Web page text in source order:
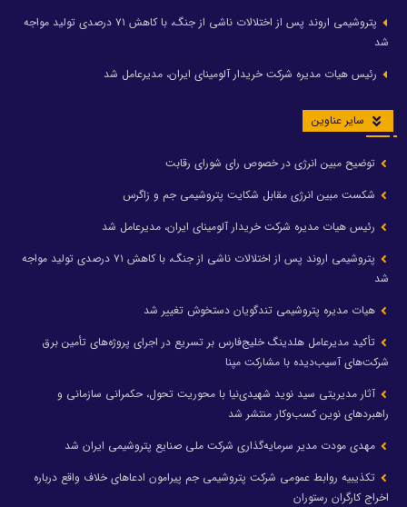
پتروشیمی اروند پس از اختلالات ناشی از جنگ، با کاهش ۷۱ درصدی تولید مواجه
شد
رئیس هیات مدیره شرکت خریدار آلومینای ایران، مدیرعامل شد
سایر عناوین
توضیح مبین انرژی در خصوص رای شورای رقابت
شکست مبین انرژی مقابل شکایت پتروشیمی جم و زاگرس
رئیس هیات مدیره شرکت خریدار آلومینای ایران، مدیرعامل شد
پتروشیمی اروند پس از اختلالات ناشی از جنگ، با کاهش ۷۱ درصدی تولید مواجه
شد
هیات مدیره پتروشیمی تندگویان دستخوش تغییر شد
تأکید مدیرعامل هلدینگ خلیج‌فارس بر تسریع در اجرای پروژه‌های تأمین برق
شرکت‌های آسیب‌دیده با مشارکت مپنا
آثار مدیریتی سید نوید شهیدی‌نیا با محوریت تحول، حکمرانی سازمانی و
راهبردهای نوین کسب‌وکار منتشر شد
مهدی مودت مدیر سرمایه‌گذاری شرکت ملی صنایع پتروشیمی ایران شد
تکذیبیه روابط عمومی شرکت پتروشیمی جم پیرامون ادعاهای خلاف واقع درباره
اخراج کارگران رستوران